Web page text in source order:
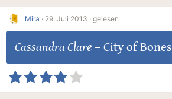
Mira · 29. Juli 2013 · gelesen
Cassandra Clare– City of Bones